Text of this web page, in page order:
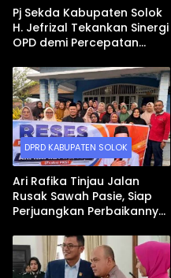
Pj Sekda Kabupaten Solok
H. Jefrizal Tekankan Sinergi
OPD demi Percepatan
DPRD KABUPATEN SOLOK
Ari Rafika Tinjau Jalan
Rusak Sawah Pasie, Siap
Perjuangkan Perbaikannya